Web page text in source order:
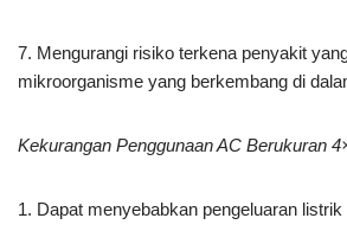
7. Mengurangi risiko terkena penyakit
mikroorganisme yang berkembang di
Kekurangan Penggunaan AC Berukuran
1. Dapat menyebabkan pengeluaran